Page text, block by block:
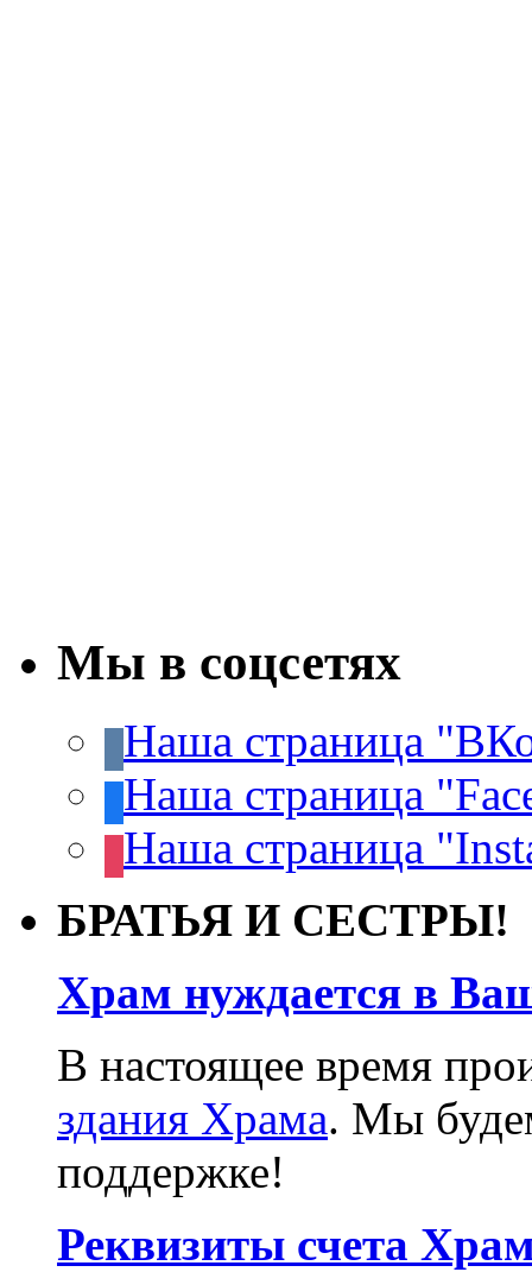
Мы в соцсетях
Наша страница
Наша страница
Наша страница
БРАТЬЯ И СЕСТРЫ!
Храм нуждается в
В настоящее время
здания Храма. Мы
поддержке!
Реквизиты счета